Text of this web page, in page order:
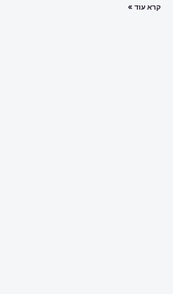
קרא עוד »